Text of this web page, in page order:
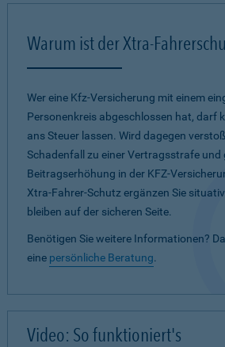
Warum ist der Xtra-
Wer eine Kfz-Versicherung mit einem
Personenkreis abgeschlossen hat, darf
ans Steuer lassen. Wird dagegen
Schadenfall zu einer Vertragsstrafe und
Beitragserhöhung in der KFZ-
Xtra-Fahrer-Schutz ergänzen Sie
bleiben auf der sicheren Seite.
Benötigen Sie weitere Informationen?
eine persönliche Beratung.
Video: So funktioniert's